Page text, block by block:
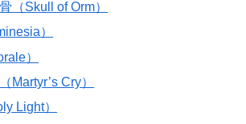
（Skull of Orm）
）
）
Martyr’s Cry）
Light）